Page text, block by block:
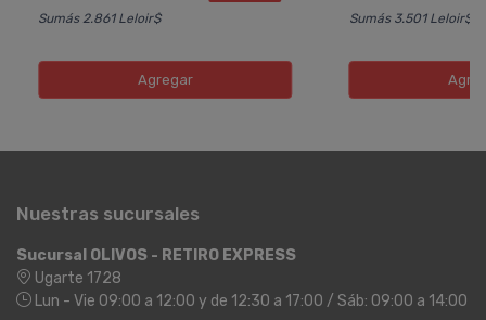
Sumás 2.861 Leloir$
Agregar
Sumás 3.501 Leloir$
Nuestras sucursales
Sucursal OLIVOS - RETIRO EXPRESS
Ugarte 1728
Lun - Vie 09:00 a 12:00 y de 12:30 a 17:00 / Sáb: 09:00 a 14:00